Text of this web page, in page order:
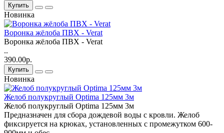
Купить
Новинка
Воронка жёлоба ПВХ - Verat
Воронка жёлоба ПВХ - Verat
..
390.00р.
Купить
Новинка
Желоб полукруглый Optima 125мм 3м
Желоб полукруглый Optima 125мм 3м
Предназначен для сбора дождевой воды с кровли. Желоб
фиксируется на крюках, установленных с промежутком 600-